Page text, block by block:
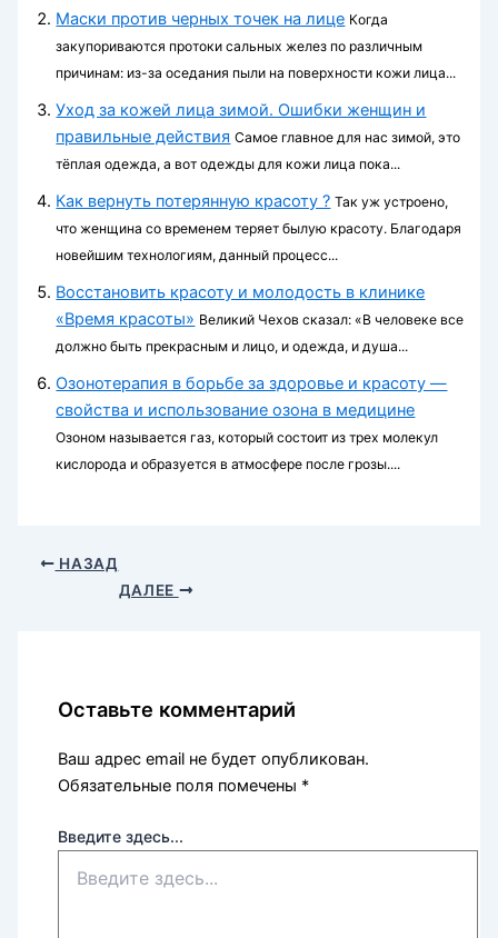
Маски против черных точек на лице Когда
закупориваются протоки сальных желез по различным
причинам: из-за оседания пыли на поверхности кожи лица...
Уход за кожей лица зимой. Ошибки женщин и
правильные действия Самое главное для нас зимой, это
тёплая одежда, а вот одежды для кожи лица пока...
Как вернуть потерянную красоту ? Так уж устроено,
что женщина со временем теряет былую красоту. Благодаря
новейшим технологиям, данный процесс...
Восстановить красоту и молодость в клинике
«Время красоты» Великий Чехов сказал: «В человеке все
должно быть прекрасным и лицо, и одежда, и душа...
Озонотерапия в борьбе за здоровье и красоту —
свойства и использование озона в медицине
Озоном называется газ, который состоит из трех молекул
кислорода и образуется в атмосфере после грозы....
НАЗАД
ДАЛЕЕ
Оставьте комментарий
Ваш адрес email не будет опубликован.
Обязательные поля помечены *
Введите здесь...